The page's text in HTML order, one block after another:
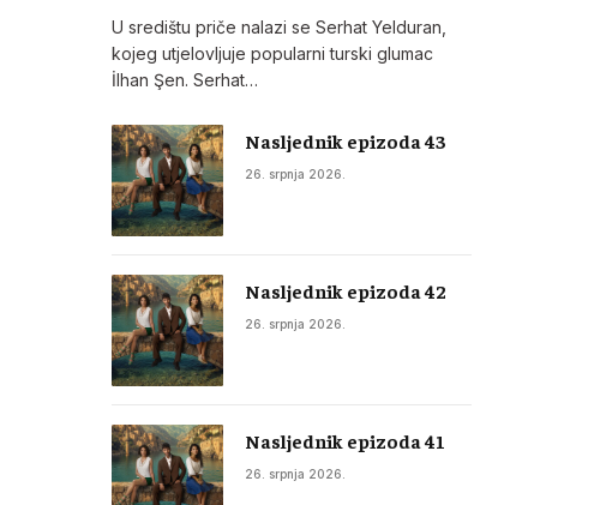
U središtu priče nalazi se Serhat Yelduran,
kojeg utjelovljuje popularni turski glumac
İlhan Şen. Serhat…
Nasljednik epizoda 43
26. srpnja 2026.
Nasljednik epizoda 42
26. srpnja 2026.
Nasljednik epizoda 41
26. srpnja 2026.